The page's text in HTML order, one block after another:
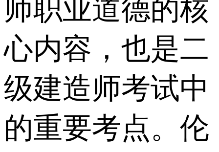
师职业道德的核
心内容，也是二
级建造师考试中
的重要考点。伦